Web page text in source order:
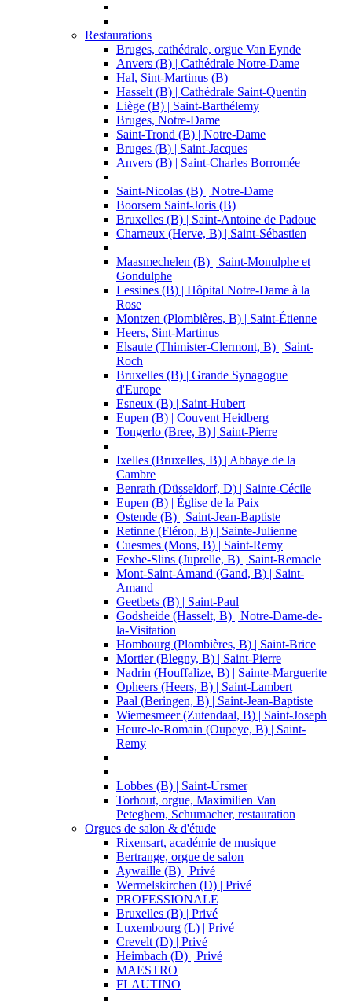
Restaurations
Bruges, cathédrale, orgue Van Eynde
Anvers (B) | Cathédrale Notre-Dame
Hal, Sint-Martinus (B)
Hasselt (B) | Cathédrale Saint-Quentin
Liège (B) | Saint-Barthélemy
Bruges, Notre-Dame
Saint-Trond (B) | Notre-Dame
Bruges (B) | Saint-Jacques
Anvers (B) | Saint-Charles Borromée
Saint-Nicolas (B) | Notre-Dame
Boorsem Saint-Joris (B)
Bruxelles (B) | Saint-Antoine de Padoue
Charneux (Herve, B) | Saint-Sébastien
Maasmechelen (B) | Saint-Monulphe et
Gondulphe
Lessines (B) | Hôpital Notre-Dame à la
Rose
Montzen (Plombières, B) | Saint-Étienne
Heers, Sint-Martinus
Elsaute (Thimister-Clermont, B) | Saint-
Roch
Bruxelles (B) | Grande Synagogue
d'Europe
Esneux (B) | Saint-Hubert
Eupen (B) | Couvent Heidberg
Tongerlo (Bree, B) | Saint-Pierre
Ixelles (Bruxelles, B) | Abbaye de la
Cambre
Benrath (Düsseldorf, D) | Sainte-Cécile
Eupen (B) | Église de la Paix
Ostende (B) | Saint-Jean-Baptiste
Retinne (Fléron, B) | Sainte-Julienne
Cuesmes (Mons, B) | Saint-Remy
Fexhe-Slins (Juprelle, B) | Saint-Remacle
Mont-Saint-Amand (Gand, B) | Saint-
Amand
Geetbets (B) | Saint-Paul
Godsheide (Hasselt, B) | Notre-Dame-de-
la-Visitation
Hombourg (Plombières, B) | Saint-Brice
Mortier (Blegny, B) | Saint-Pierre
Nadrin (Houffalize, B) | Sainte-Marguerite
Opheers (Heers, B) | Saint-Lambert
Paal (Beringen, B) | Saint-Jean-Baptiste
Wiemesmeer (Zutendaal, B) | Saint-Joseph
Heure-le-Romain (Oupeye, B) | Saint-
Remy
Lobbes (B) | Saint-Ursmer
Torhout, orgue, Maximilien Van
Peteghem, Schumacher, restauration
Orgues de salon & d'étude
Rixensart, académie de musique
Bertrange, orgue de salon
Aywaille (B) | Privé
Wermelskirchen (D) | Privé
PROFESSIONALE
Bruxelles (B) | Privé
Luxembourg (L) | Privé
Crevelt (D) | Privé
Heimbach (D) | Privé
MAESTRO
FLAUTINO